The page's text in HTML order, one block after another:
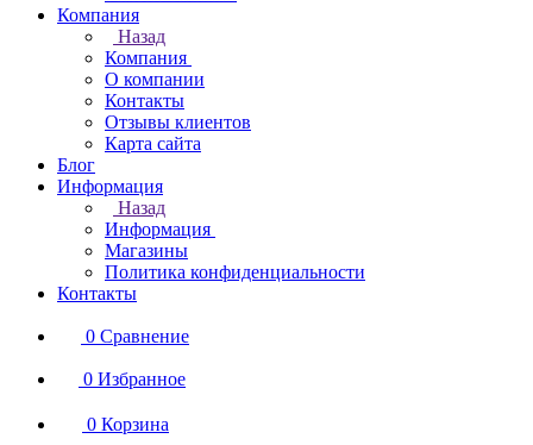
Компания
Назад
Компания
О компании
Контакты
Отзывы клиентов
Карта сайта
Блог
Информация
Назад
Информация
Магазины
Политика конфиденциальности
Контакты
0 Сравнение
0 Избранное
0 Корзина